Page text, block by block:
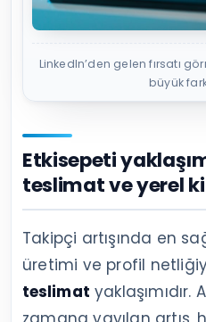
LinkedIn’den gelen fırsatı
büyük
Etkisepeti
teslimat ve yerel
Takipçi artışında en
üretimi ve profil
teslimat